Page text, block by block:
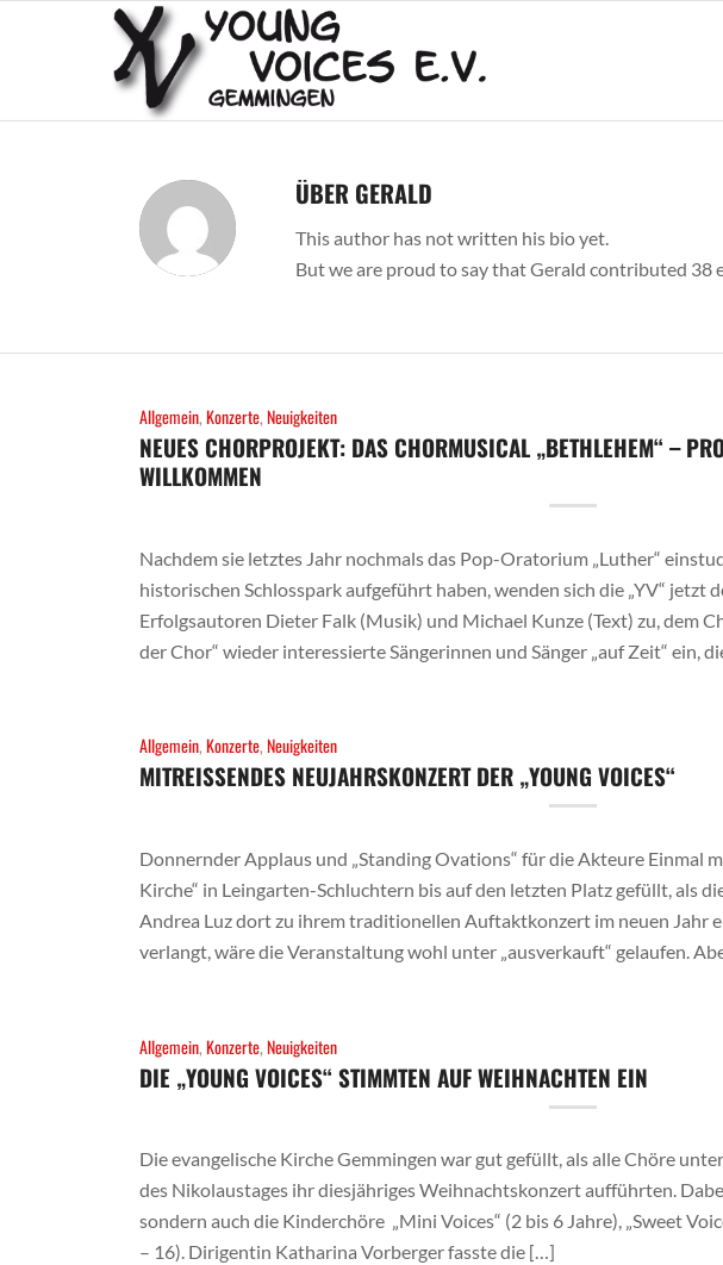
ÜBER GERALD
This author has not written his bio yet.
But we are proud to say thatGerald contributed 38
Allgemein,Konzerte,Neuigkeiten
NEUES CHORPROJEKT: DAS CHORMUSICAL „BETHLEHEM“ –
WILLKOMMEN
Nachdem sie letztes Jahr nochmals das Pop-Oratorium „Luther“
historischen Schlosspark aufgeführt haben, wenden sich die „YV“ jetzt
Erfolgsautoren Dieter Falk (Musik) und Michael Kunze (Text) zu, dem
der Chor“ wieder interessierte Sängerinnen und Sänger „auf Zeit“ ein,
Allgemein,Konzerte,Neuigkeiten
MITREISSENDES NEUJAHRSKONZERT DER „YOUNG VOICES“
Donnernder Applaus und „Standing Ovations“ für die Akteure Einmal
Kirche“ in Leingarten-Schluchtern bis auf den letzten Platz gefüllt, als
Andrea Luz dort zu ihrem traditionellen Auftaktkonzert im neuen Jahr
verlangt, wäre die Veranstaltung wohl unter „ausverkauft“ gelaufen.
Allgemein,Konzerte,Neuigkeiten
DIE „YOUNG VOICES“ STIMMTEN AUF WEIHNACHTEN EIN
Die evangelische Kirche Gemmingen war gut gefüllt, als alle Chöre
des Nikolaustages ihr diesjähriges Weihnachtskonzert aufführten.
sondern auch die Kinderchöre „Mini Voices“ (2 bis 6 Jahre), „Sweet
– 16). Dirigentin Katharina Vorberger fasste die […]